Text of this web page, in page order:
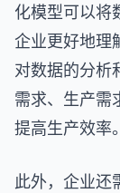
化模型可以将
企业更好地理
对数据的分析
需求、生产需
提高生产效率。
此外，企业还